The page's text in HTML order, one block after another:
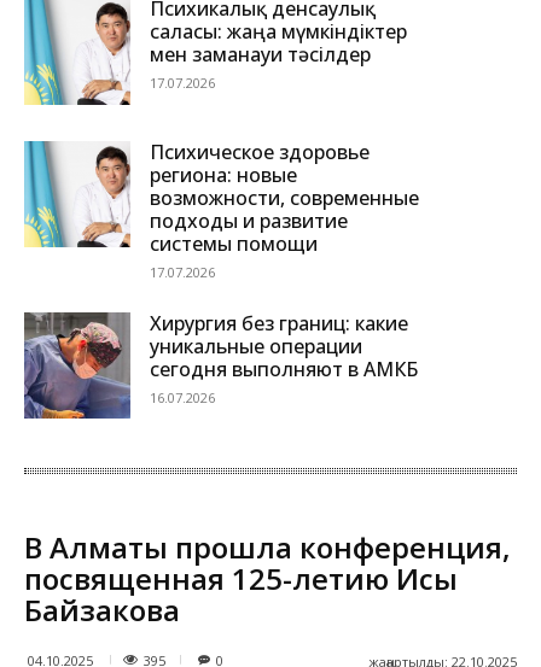
Психикалық денсаулық
саласы: жаңа мүмкіндіктер
мен заманауи тәсілдер
17.07.2026
Психическое здоровье
региона: новые
возможности, современные
подходы и развитие
системы помощи
17.07.2026
Хирургия без границ: какие
уникальные операции
сегодня выполняют в АМКБ
16.07.2026